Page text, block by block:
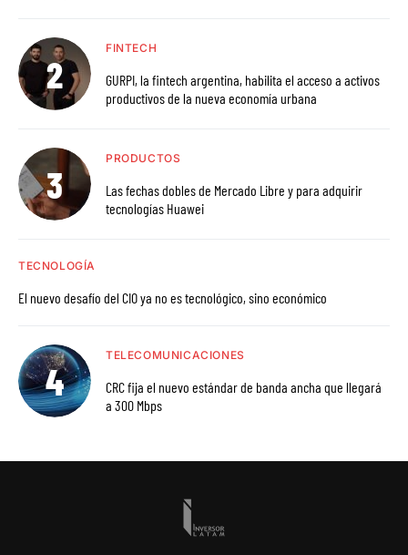
FINTECH
GURPI, la fintech argentina, habilita el acceso a activos
productivos de la nueva economía urbana
PRODUCTOS
Las fechas dobles de Mercado Libre y para adquirir
tecnologías Huawei
TECNOLOGÍA
El nuevo desafío del CIO ya no es tecnológico, sino económico
TELECOMUNICACIONES
CRC fija el nuevo estándar de banda ancha que llegará
a 300 Mbps